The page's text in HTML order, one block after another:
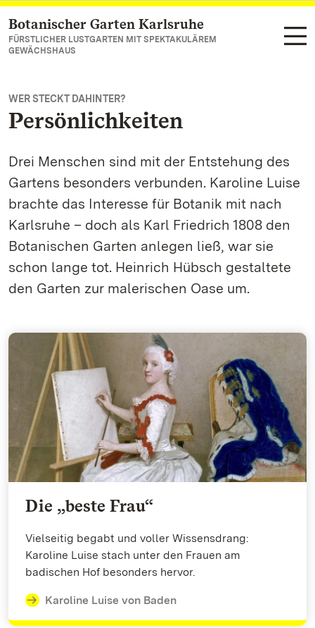
Zum Hauptinhalt springen
Botanischer Garten Karlsruhe
FÜRSTLICHER LUSTGARTEN MIT SPEKTAKULÄREM
GEWÄCHSHAUS
WER STECKT DAHINTER?
Persönlichkeiten
Drei Menschen sind mit der Entstehung des
Gartens besonders verbunden. Karoline Luise
brachte das Interesse für Botanik mit nach
Karlsruhe – doch als Karl Friedrich 1808 den
Botanischen Garten anlegen ließ, war sie
schon lange tot. Heinrich Hübsch gestaltete
den Garten zur malerischen Oase um.
Die „beste Frau“
Vielseitig begabt und voller Wissensdrang:
Karoline Luise stach unter den Frauen am
badischen Hof besonders hervor.
Karoline Luise von Baden